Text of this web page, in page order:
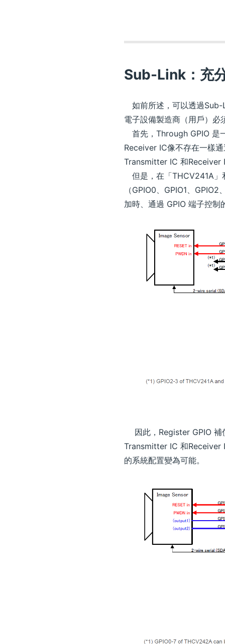
Sub-Link：充
如前所述，可以透過Sub-
電子設備製造商（用戶）必
首先，Through GPIO 是
Receiver IC像不存在一樣
Transmitter IC 和Receiver
但是，在「THCV241A」
（GPIO0、GPIO1、
加時、通過 GPIO 端子控
因此，Register GPIO 補
Transmitter IC 和Receiver
的系統配置變為可能。